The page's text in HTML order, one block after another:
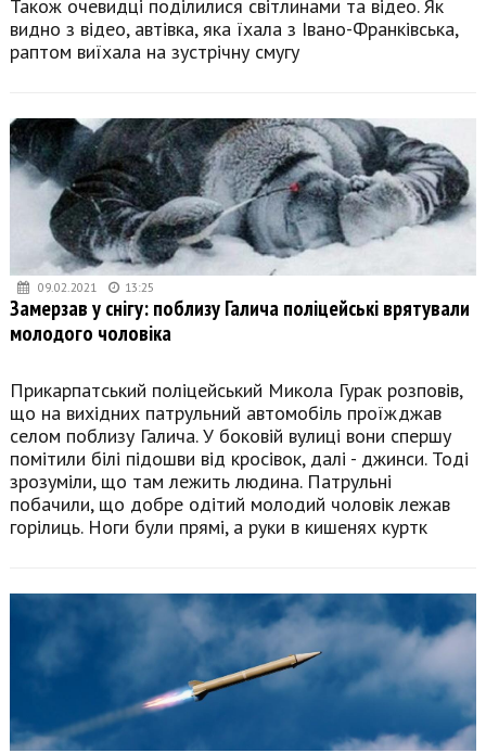
Також очевидці поділилися світлинами та відео. Як
видно з відео, автівка, яка їхала з Івано-Франківська,
раптом виїхала на зустрічну смугу
09.02.2021 13:25
Замерзав у снігу: поблизу Галича поліцейські врятували
молодого чоловіка
Прикарпатський поліцейський Микола Гурак розповів,
що на вихідних патрульний автомобіль проїжджав
селом поблизу Галича. У боковій вулиці вони спершу
помітили білі підошви від кросівок, далі - джинси. Тоді
зрозуміли, що там лежить людина. Патрульні
побачили, що добре одітий молодий чоловік лежав
горілиць. Ноги були прямі, а руки в кишенях куртк